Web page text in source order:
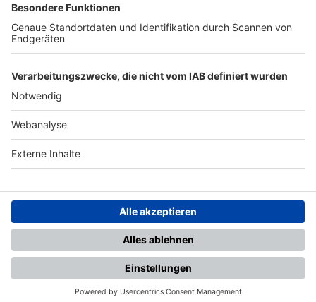
Nutzungsbedingungen Datenschutz Impressum